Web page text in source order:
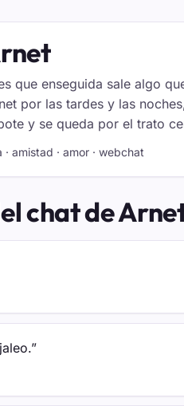
que enseguida sale algo
por las tardes y las
y se queda por el trato
amistad · amor · webchat
chat de